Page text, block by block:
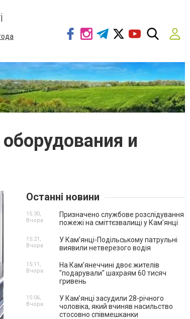
и
Останні новини
Призначено службове розслідування
пожежі на сміттєзвалищі у Кам’янці
15:30,
Вчора
У Кам’янці-Подільському патрульні
виявили нетверезого водія
15:21,
Вчора
На Камʼянеччині двоє жителів
"подарували" шахраям 60 тисяч
гривень
15:11,
Вчора
У Камʼянці засудили 28-річного
чоловіка, який вчиняв насильство
стосовно співмешканки
15:06,
Вчора